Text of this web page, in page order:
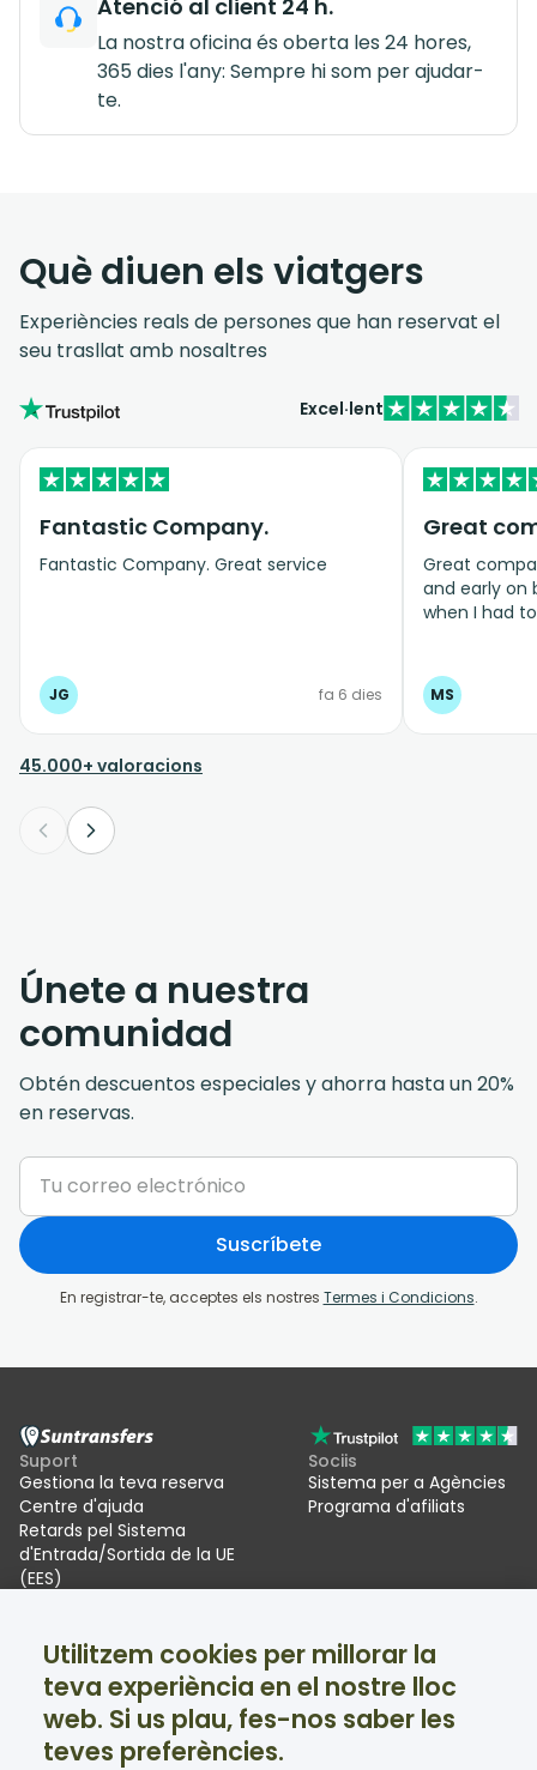
Atenció al client 24 h.
La nostra oficina és oberta les 24 hores,
365 dies l'any: Sempre hi som per ajudar-
te.
Què diuen els viatgers
Experiències reals de persones que han reservat el
seu trasllat amb nosaltres
Excel·lent
Fantastic Company.
Fantastic Company. Great service
JG fa 6 dies
Great
Great
and early on
when I had
MS
45.000+ valoracions
Únete a nuestra
comunidad
Obtén descuentos especiales y ahorra hasta un 20%
en reservas.
Suscríbete
En registrar-te, acceptes els nostres Termes i Condicions.
Suport
Gestiona la teva reserva
Centre d'ajuda
Retards pel Sistema
d'Entrada/Sortida de la UE
(EES)
Sociis
Sistema per a Agències
Programa d'afiliats
Qui som
Ressenyes
Trasllats per a estacions
d'esquí
Facebook
Twitter
Suport disponible 24/7
Utilitzem cookies per millorar la
teva experiència en el nostre lloc
web. Si us plau, fes-nos saber les
teves preferències.